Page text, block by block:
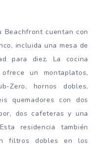
Beachfront cuentan con
incluida una mesa de
para diez. La cocina
un montaplatos,
Zero, hornos dobles,
quemadores con dos
dos cafeteras y una
residencia también
filtros dobles en los